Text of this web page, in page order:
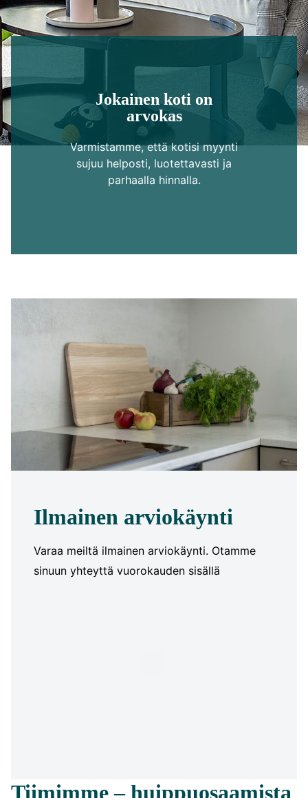
Jokainen koti on
arvokas
Varmistamme, että kotisi myynti
sujuu helposti, luotettavasti ja
parhaalla hinnalla.
Ilmainen arviokäynti
Varaa meiltä ilmainen arviokäynti. Otamme
sinuun yhteyttä vuorokauden sisällä
Tiimimme – huippuosaamista